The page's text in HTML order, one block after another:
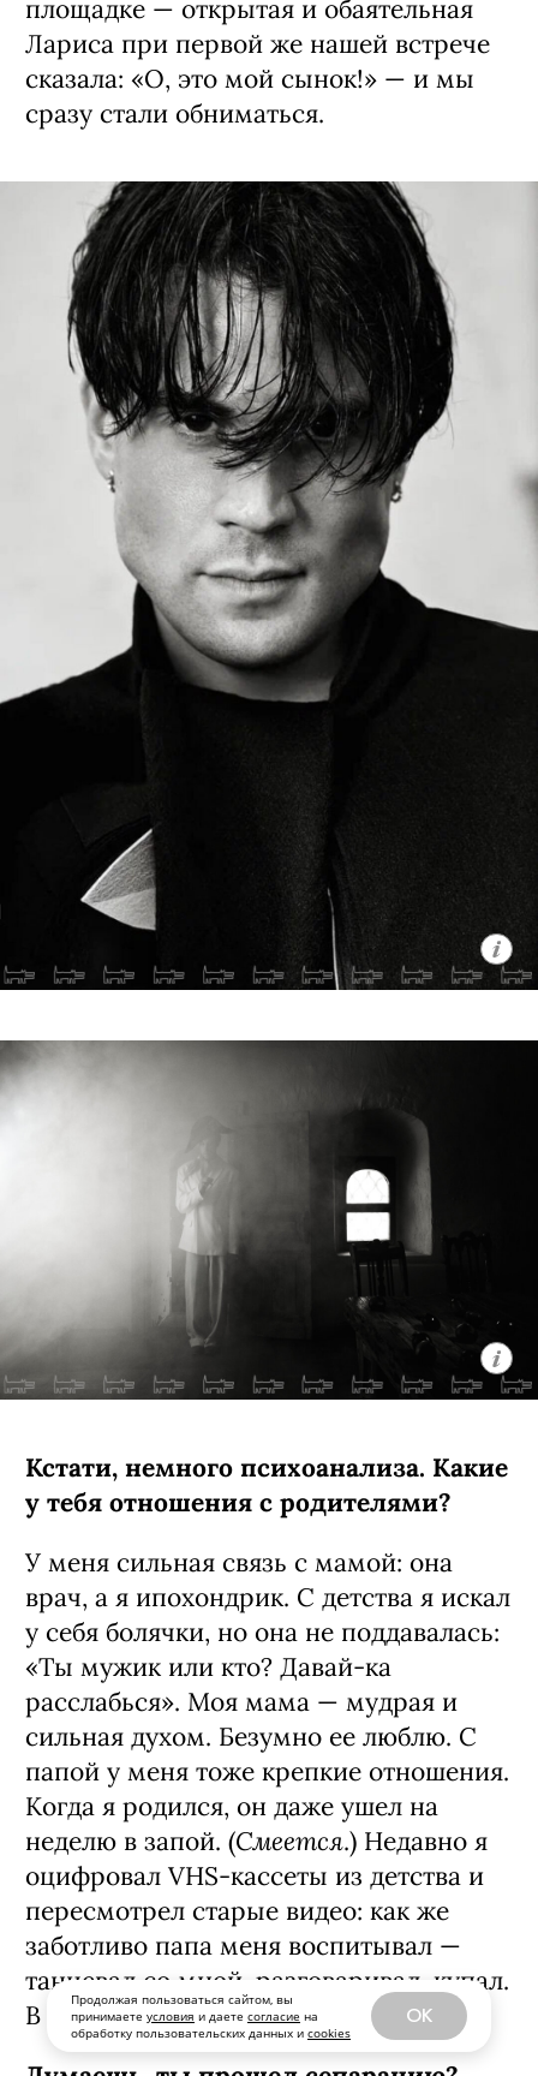
Продолжая пользоваться сайтом, вы
принимаете условия и даете согласие на
обработку пользовательских данных и cookies
OK
площадке — открытая и обаятельная
Лариса при первой же нашей встрече
сказала: «О, это мой сынок!» — и мы
сразу стали обниматься.
Кстати, немного психоанализа. Какие
у тебя отношения с родителями?
У меня сильная связь с мамой: она
врач, а я ипохондрик. С детства я искал
у себя болячки, но она не поддавалась:
«Ты мужик или кто? Давай-ка
расслабься». Моя мама — мудрая и
сильная духом. Безумно ее люблю. С
папой у меня тоже крепкие отношения.
Когда я родился, он даже ушел на
неделю в запой. (Смеется.) Недавно я
оцифровал VHS-кассеты из детства и
пересмотрел старые видео: как же
заботливо папа меня воспитывал —
танцевал со мной, разговаривал, купал.
В общем, я ни в чем не нуждался.